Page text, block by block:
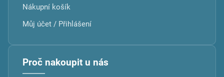
Nákupní košík
Můj účet / Přihlášení
Proč nakoupit u nás